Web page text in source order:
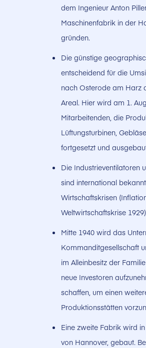
dem Ingenieur Anton
Maschinenfabrik in der
gründen.
Die günstige
entscheidend für die
nach Osterode am Harz
Areal. Hier wird am 1.
Mitarbeitenden, die
Lüftungsturbinen,
fortgesetzt und
Die Industrieventilatoren
sind international
Wirtschaftskrisen
Weltwirtschaftskrise
Mitte 1940 wird das
Kommanditgesellschaft
im Alleinbesitz der
neue Investoren
schaffen, um einen
Produktionsstätten
Eine zweite Fabrik wird
von Hannover, gebaut.